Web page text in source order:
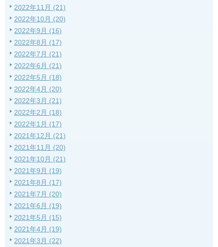
2022年11月 (21)
2022年10月 (20)
2022年9月 (16)
2022年8月 (17)
2022年7月 (21)
2022年6月 (21)
2022年5月 (18)
2022年4月 (20)
2022年3月 (21)
2022年2月 (18)
2022年1月 (17)
2021年12月 (21)
2021年11月 (20)
2021年10月 (21)
2021年9月 (19)
2021年8月 (17)
2021年7月 (20)
2021年6月 (19)
2021年5月 (15)
2021年4月 (19)
2021年3月 (22)